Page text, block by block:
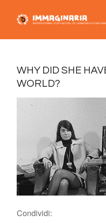
WHY DID SHE
WORLD?
Condividi: